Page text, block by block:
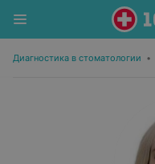
Диагностика в стоматологии •